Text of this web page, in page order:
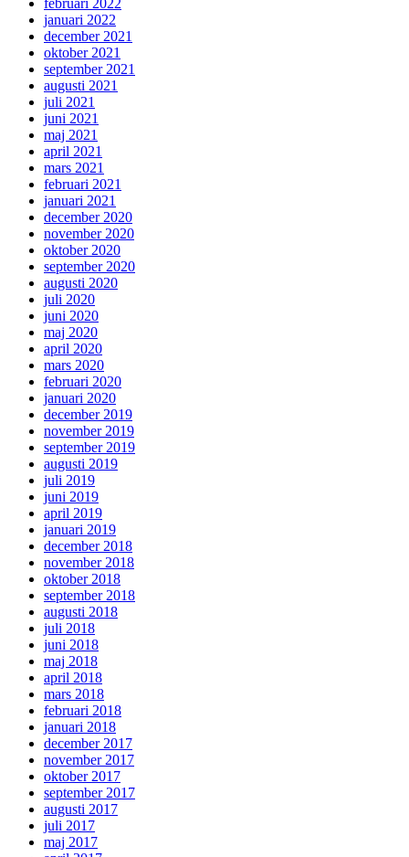
februari 2022
januari 2022
december 2021
oktober 2021
september 2021
augusti 2021
juli 2021
juni 2021
maj 2021
april 2021
mars 2021
februari 2021
januari 2021
december 2020
november 2020
oktober 2020
september 2020
augusti 2020
juli 2020
juni 2020
maj 2020
april 2020
mars 2020
februari 2020
januari 2020
december 2019
november 2019
september 2019
augusti 2019
juli 2019
juni 2019
april 2019
januari 2019
december 2018
november 2018
oktober 2018
september 2018
augusti 2018
juli 2018
juni 2018
maj 2018
april 2018
mars 2018
februari 2018
januari 2018
december 2017
november 2017
oktober 2017
september 2017
augusti 2017
juli 2017
maj 2017